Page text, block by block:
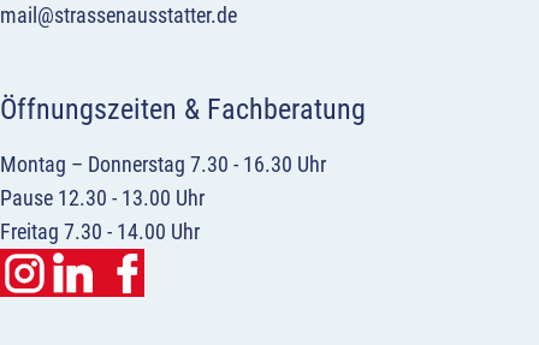
mail@strassenausstatter.de
Öffnungszeiten & Fachberatung
Montag – Donnerstag 7.30 - 16.30 Uhr
Pause 12.30 - 13.00 Uhr
Freitag 7.30 - 14.00 Uhr